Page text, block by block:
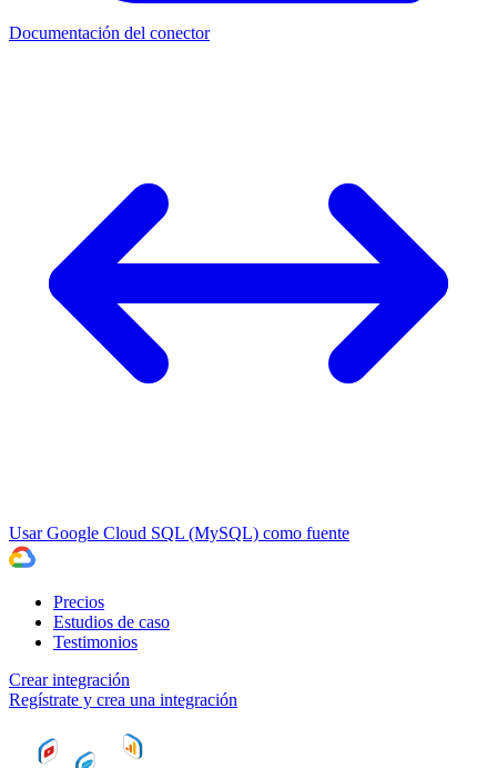
Documentación del conector
Usar Google Cloud SQL (MySQL) como fuente
Precios
Estudios de caso
Testimonios
Crear integración
Regístrate y crea una integración